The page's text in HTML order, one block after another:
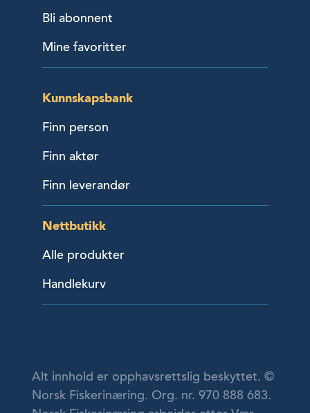
Bli abonnent
Mine favoritter
Kunnskapsbank
Finn person
Finn aktør
Finn leverandør
Nettbutikk
Alle produkter
Handlekurv
Alt innhold er opphavsrettslig beskyttet. ©
Norsk Fiskerinæring. Org. nr. 970 888 683.